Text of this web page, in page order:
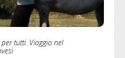
per tutti. Viaggio nel